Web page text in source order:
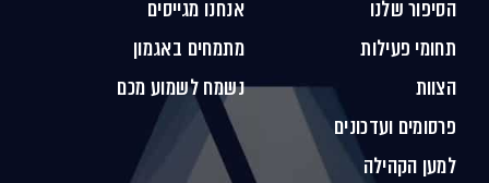
הסיפור שלנו
תחומי פעילות
הצוות
פרסומים ועדכונים
למען הקהילה
אנחנו מגייסים
מתמחים באגמון
נשמח לשמוע מכם